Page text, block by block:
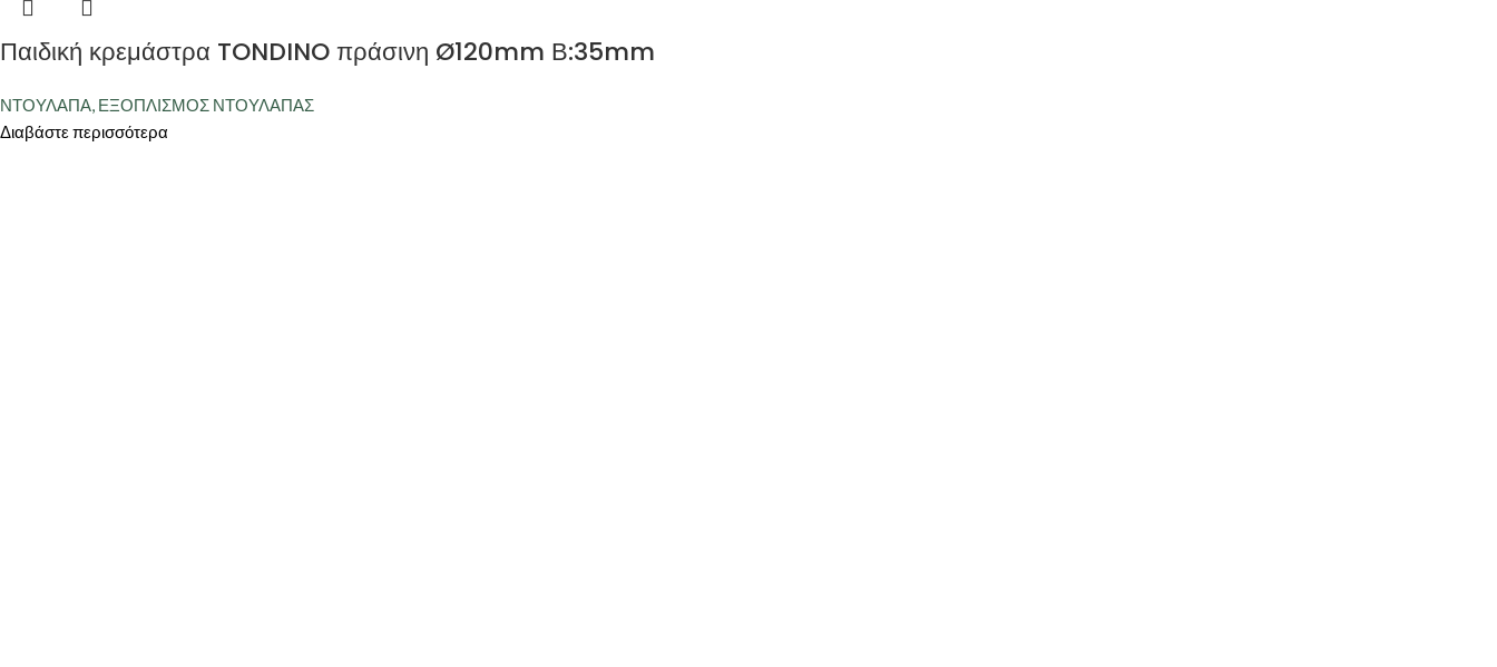
Παιδική κρεμάστρα TONDINO πράσινη Ø120mm Β:35mm
ΝΤΟΥΛΑΠΑ, ΕΞΟΠΛΙΣΜΟΣ ΝΤΟΥΛΑΠΑΣ
Διαβάστε περισσότερα